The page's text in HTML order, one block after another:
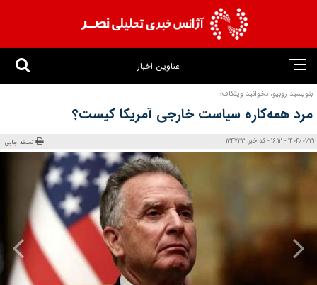
عناوین اخبار
بنویسید روبیو، بخوانید ویتکاف؛
مرد همه‌‏کاره سیاست خارجی آمریکا کیست؟
1404/01/31 - 16:12 - کد خبر: 134733 نسخه چاپی